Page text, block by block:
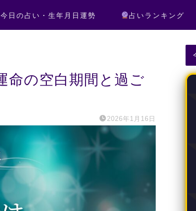
今日の占い・生年月日運勢 占いランキング
命の空白期間と過ご
2026年1月16日